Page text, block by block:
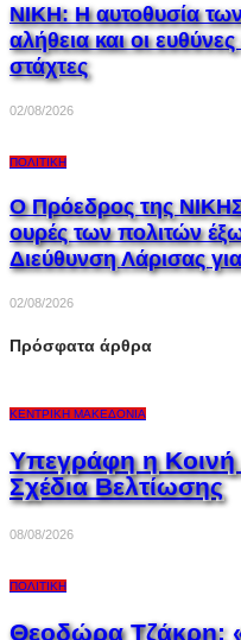
ΝΙΚΗ: Η αυτοθυσία
αλήθεια και οι
στάχτες
02/08/2026
ΠΟΛΙΤΙΚΉ
Ο Πρόεδρος της
ουρές των πολιτών
Διεύθυνση Λάρισας
02/08/2026
Πρόσφατα άρθρα
ΚΕΝΤΡΙΚΉ ΜΑΚΕΔΟΝΊΑ
Υπεγράφη η Κοινή
Σχέδια Βελτίωσης
08/08/2026
ΠΟΛΙΤΙΚΉ
Θεοδώρα Τζάκρη: